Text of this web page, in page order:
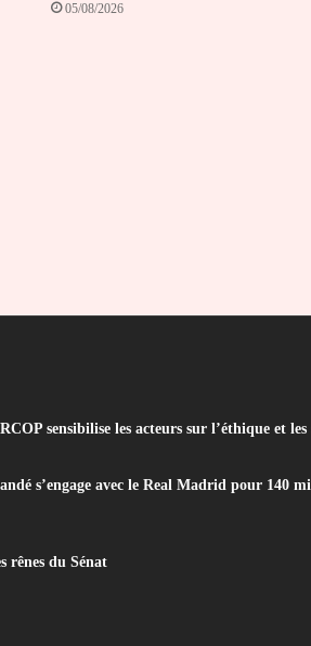
05/08/2026
sensibilise les acteurs sur l’éthique et les
s’engage avec le Real Madrid pour 140
rênes du Sénat